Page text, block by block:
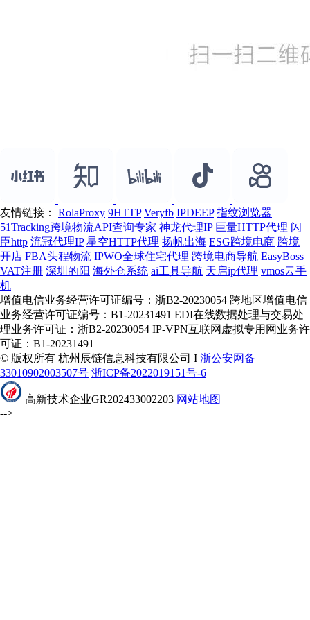
友情链接： RolaProxy 9HTTP Veryfb IPDEEP 指纹浏览器
51Tracking跨境物流API查询专家 神龙代理IP 巨量HTTP代理 闪
臣http 流冠代理IP 星空HTTP代理 扬帆出海 ESG跨境电商 跨境
开店 FBA头程物流 IPWO全球住宅代理 跨境电商导航 EasyBoss
VAT注册 深圳的阳 海外仓系统 ai工具导航 天启ip代理 vmos云手
机
增值电信业务经营许可证编号：浙B2-20230054 跨地区增值电信
业务经营许可证编号：B1-20231491 EDI在线数据处理与交易处
理业务许可证：浙B2-20230054 IP-VPN互联网虚拟专用网业务许
可证：B1-20231491
© 版权所有 杭州辰链信息科技有限公司 I 浙公安网备
33010902003507号 浙ICP备2022019151号-6
高新技术企业GR202433002203 网站地图
-->